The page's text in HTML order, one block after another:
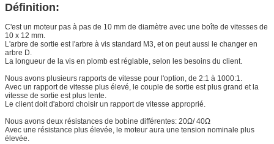
Définition:
C'est un moteur pas à pas de 10 mm de diamètre avec une boîte de vitesses de
10 x 12 mm.
L'arbre de sortie est l'arbre à vis standard M3, et on peut aussi le changer en
arbre D.
La longueur de la vis en plomb est réglable, selon les besoins du client.
Nous avons plusieurs rapports de vitesse pour l'option, de 2:1 à 1000:1.
Avec un rapport de vitesse plus élevé, le couple de sortie est plus grand et la
vitesse de sortie est plus lente.
Le client doit d'abord choisir un rapport de vitesse approprié.
Nous avons deux résistances de bobine différentes: 20Ω/ 40Ω
Avec une résistance plus élevée, le moteur aura une tension nominale plus
élevée.